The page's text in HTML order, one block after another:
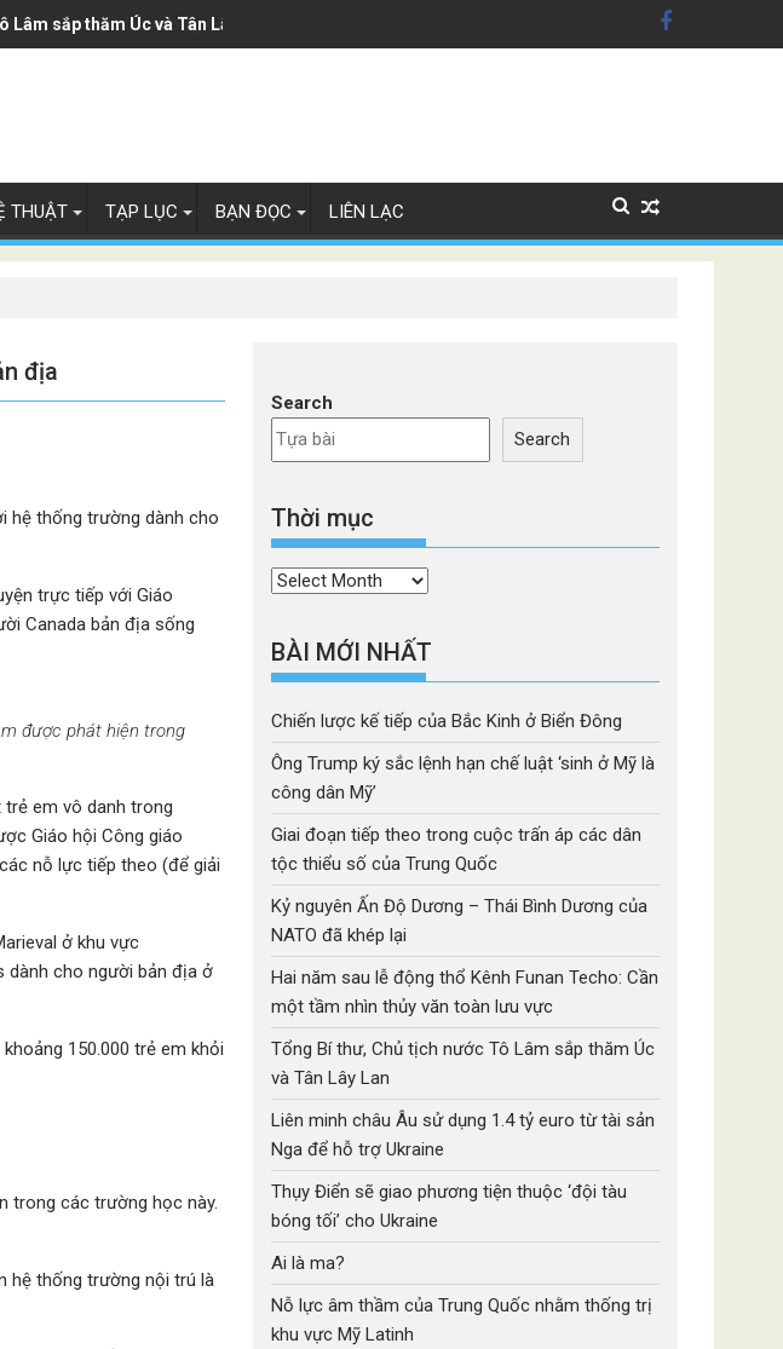
luật 'sinh ở Mỹ là công dân Mỹ'
sắp thăm Úc và Tân Lây Lan
THUẬT TẠP LỤC BẠN ĐỌC LIÊN LẠC
địa
hệ thống trường dành cho
trực tiếp với Giáo
Canada bản địa sống
được phát hiện trong
em vô danh trong
Giáo hội Công giáo
nỗ lực tiếp theo (để giải
ở khu vực
dành cho người bản địa ở
150.000 trẻ em khỏi
trong các trường học này.
hệ thống trường nội trú là
Search
Search
Thời mục
Thời
BÀI MỚI NHẤT
Chiến lược kế tiếp của Bắc Kinh ở Biển Đông
Ông Trump ký sắc lệnh hạn chế luật ‘sinh ở Mỹ là
công dân Mỹ’
Giai đoạn tiếp theo trong cuộc trấn áp các dân
tộc thiểu số của Trung Quốc
Kỷ nguyên Ấn Độ Dương – Thái Bình Dương của
NATO đã khép lại
Hai năm sau lễ động thổ Kênh Funan Techo: Cần
một tầm nhìn thủy văn toàn lưu vực
Tổng Bí thư, Chủ tịch nước Tô Lâm sắp thăm Úc
và Tân Lây Lan
Liên minh châu Âu sử dụng 1.4 tỷ euro từ tài sản
Nga để hỗ trợ Ukraine
Thụy Điển sẽ giao phương tiện thuộc ‘đội tàu
bóng tối’ cho Ukraine
Ai là ma?
Nỗ lực âm thầm của Trung Quốc nhằm thống trị
khu vực Mỹ Latinh